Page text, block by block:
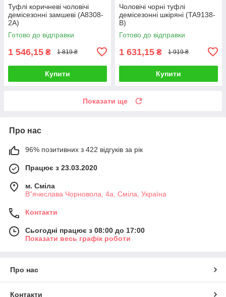
Туфлі коричневі чоловічі
демісезонні замшеві (A8308-
2A)
Готово до відправки
1 546,15 ₴ 1 819 ₴
Купити
Чоловічі чорні туфлі
демісезонні шкіряні (TA9138-
B)
Готово до відправки
1 631,15 ₴ 1 919 ₴
Купити
Показати ще
Про нас
96% позитивних з 422 відгуків за рік
Працює з 23.03.2020
м. Сміла
В"ячеслава Чорновола, 4а, Сміла, Україна
Контакти
Сьогодні працює з 08:00 до 17:00
Показати весь графік роботи
Про нас
Контакти